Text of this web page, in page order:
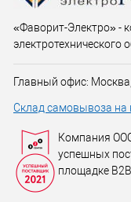
«Фаворит-Электро» -
электротехнического
Главный офис:
Склад самовывоза на
Компания
успешных
площадке